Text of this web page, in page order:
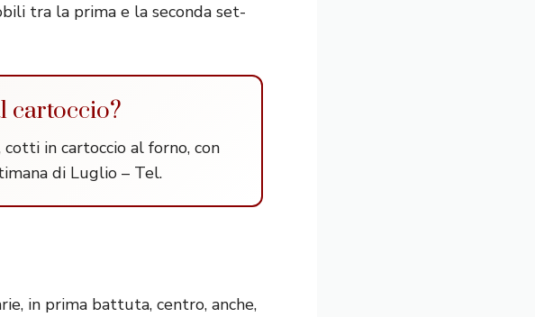
tra la prima e la seconda set-
cartoccio?
in cartoccio al forno, con
di Luglio – Tel.
in prima battuta, centro, anche,